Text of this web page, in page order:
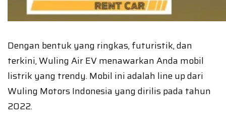
Dengan bentuk yang ringkas, futuristik, dan
terkini, Wuling Air EV menawarkan Anda mobil
listrik yang trendy. Mobil ini adalah line up dari
Wuling Motors Indonesia yang dirilis pada tahun
2022.